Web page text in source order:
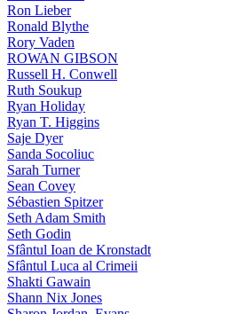
Ron Lieber
Ronald Blythe
Rory Vaden
ROWAN GIBSON
Russell H. Conwell
Ruth Soukup
Ryan Holiday
Ryan T. Higgins
Saje Dyer
Sanda Socoliuc
Sarah Turner
Sean Covey
Sébastien Spitzer
Seth Adam Smith
Seth Godin
Sfântul Ioan de Kronstadt
Sfântul Luca al Crimeii
Shakti Gawain
Shann Nix Jones